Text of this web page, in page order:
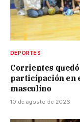
DEPORTES
Corrientes
participación en
masculino
10 de agosto de 2026